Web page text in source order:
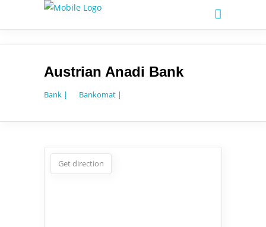
Austrian Anadi Bank
Bank | Bankomat |
Get direction